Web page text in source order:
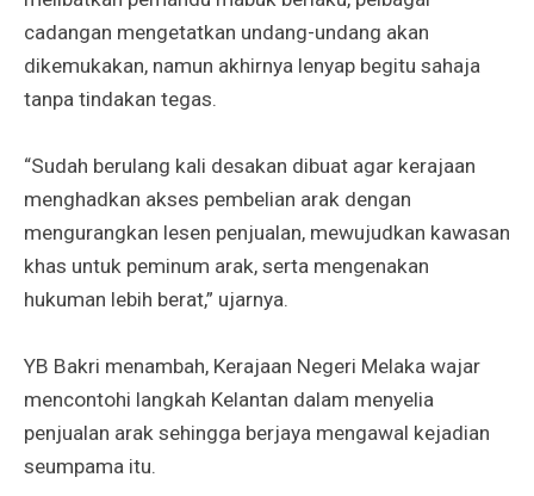
cadangan mengetatkan undang-undang akan
dikemukakan, namun akhirnya lenyap begitu sahaja
tanpa tindakan tegas.
“Sudah berulang kali desakan dibuat agar kerajaan
menghadkan akses pembelian arak dengan
mengurangkan lesen penjualan, mewujudkan kawasan
khas untuk peminum arak, serta mengenakan
hukuman lebih berat,” ujarnya.
YB Bakri menambah, Kerajaan Negeri Melaka wajar
mencontohi langkah Kelantan dalam menyelia
penjualan arak sehingga berjaya mengawal kejadian
seumpama itu.